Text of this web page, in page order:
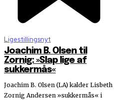
Ligestillingsnyt
Joachim B. Olsen til
Zornig: »Slap lige af
sukkermås«
Joachim B. Olsen (LA) kalder Lisbeth
Zornig Andersen »sukkermås« i